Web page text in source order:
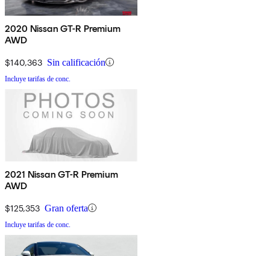
2020 Nissan GT-R Premium
AWD
$140,363 Sin calificación
Incluye tarifas de conc.
2021 Nissan GT-R Premium
AWD
$125,353 Gran oferta
Incluye tarifas de conc.